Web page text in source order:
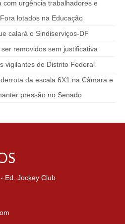
com urgência trabalhadores e
lotados na Educação
calará o Sindiserviços-DF
removidos sem justificativa
vigilantes do Distrito Federal
da escala 6X1 na Câmara e
pressão no Senado
Ed. Jockey Club